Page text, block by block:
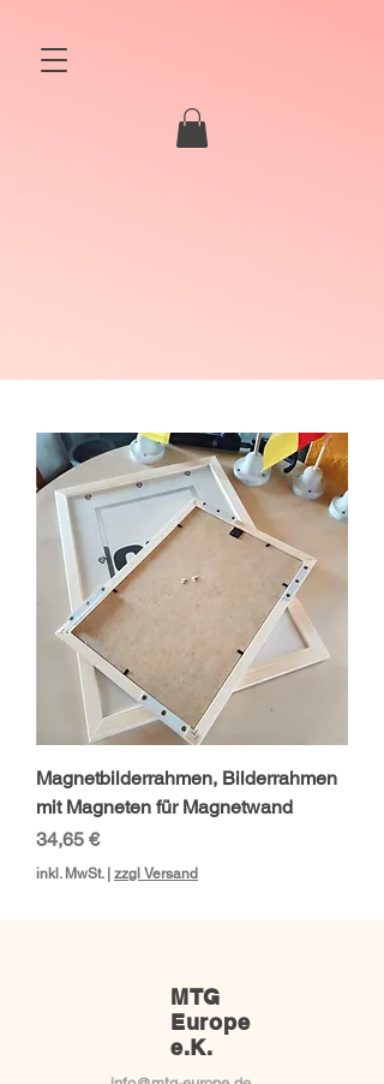
Magnetbilderrahmen, Bilderrahmen
mit Magneten für Magnetwand
Preis
34,65 €
inkl. MwSt.| zzgl Versand
MTG
Europe
e.K.